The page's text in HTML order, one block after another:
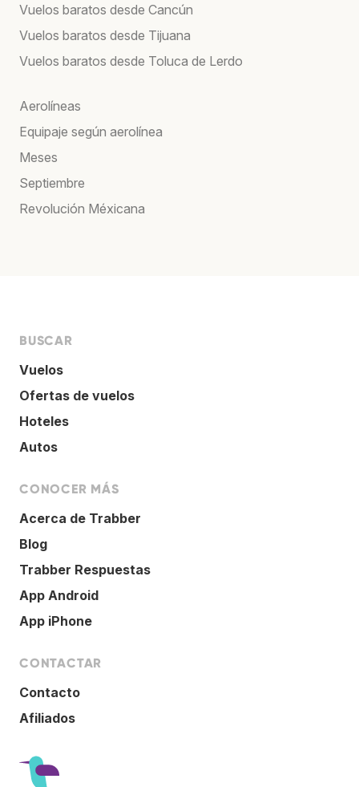
Vuelos baratos desde Cancún
Vuelos baratos desde Tijuana
Vuelos baratos desde Toluca de Lerdo
Aerolíneas
Equipaje según aerolínea
Meses
Septiembre
Revolución Méxicana
BUSCAR
Vuelos
Ofertas de vuelos
Hoteles
Autos
CONOCER MÁS
Acerca de Trabber
Blog
Trabber Respuestas
App Android
App iPhone
CONTACTAR
Contacto
Afiliados